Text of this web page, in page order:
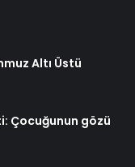
Altı Üstü
Çocuğunun gözü